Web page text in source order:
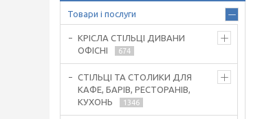
Товари і послуги
КРІСЛА СТІЛЬЦІ ДИВАНИ
ОФІСНІ
674
СТІЛЬЦІ ТА СТОЛИКИ ДЛЯ
КАФЕ, БАРІВ, РЕСТОРАНІВ,
КУХОНЬ
1346